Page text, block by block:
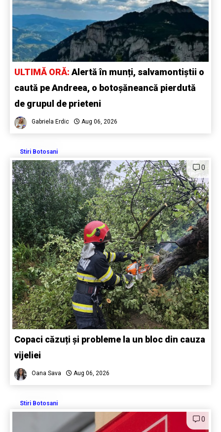
ULTIMĂ ORĂ:Alertă în munți, salvamontiștii o
caută pe Andreea, o botoșăneancă pierdută
de grupul de prieteni
Gabriela Erdic Aug 06, 2026
Stiri Botosani
0
Copaci căzuți și probleme la un bloc din cauza
vijeliei
Oana Sava Aug 06, 2026
Stiri Botosani
0